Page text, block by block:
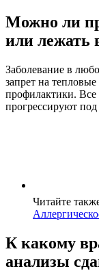
Можно ли
или лежать
Заболевание в
запрет на
профилактики.
прогрессируют
Читайте
К какому
анализы